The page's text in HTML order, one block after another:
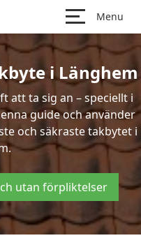
Menu
i Länghem
att ta sig an – speciellt i
guide och använder
och säkraste takbytet i
utan förpliktelser